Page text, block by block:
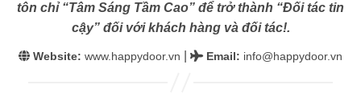
tôn chỉ “Tâm Sáng Tầm Cao” để trở thành “Đối tác tin
cậy” đối với khách hàng và đối tác!.
Website: www.happydoor.vn Email: info@happydoor.vn